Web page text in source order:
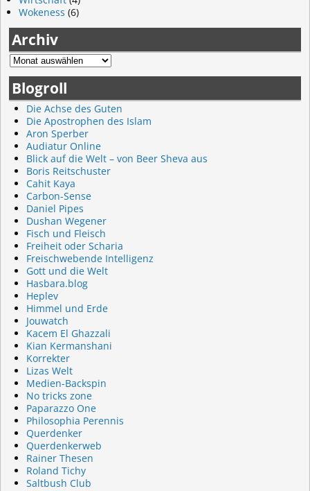
Wokeness (6)
Archiv
Blogroll
Die Achse des Guten
Die Apostrophen des Islam
Aron Sperber
Audiatur Online
Blick auf die Welt – von Beer Sheva aus
Boris Reitschuster
Cahit Kaya
Carbon-Sense
Daniel Pipes
Dushan Wegener
Fisch und Fleisch
Freiheit oder Scharia
Freischwebende Intelligenz
Gott und die Welt
Hasbara.blog
Heplev
Himmel und Erde
Jouwatch
Kacem El Ghazzali
Kian Kermanshani
Korrekter
Lizas Welt
Medien-Backspin
No tricks zone
Paparazzo One
Philosophia Perennis
Querdenker
Querdenkerweb
Rainer Thesen
Roland Tichy
Saltbush Club